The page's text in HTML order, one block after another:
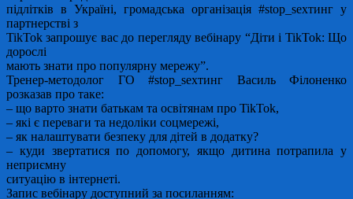
підлітків в Україні, громадська організація #stop_sexтинг у
партнерстві з
TikTok запрошує вас до перегляду вебінару “Діти і TikTok: Що
дорослі
мають знати про популярну мережу”.
Тренер-методолог ГО #stop_sexтинг Василь Філоненко
розказав про таке:
– що варто знати батькам та освітянам про TikTok,
– які є переваги та недоліки соцмережі,
– як налаштувати безпеку для дітей в додатку?
– куди звертатися по допомогу, якщо дитина потрапила у
неприємну
ситуацію в інтернеті.
Запис вебінару доступний за посиланням: